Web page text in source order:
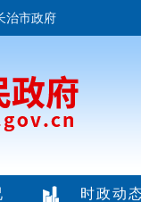
治市政府
时政动